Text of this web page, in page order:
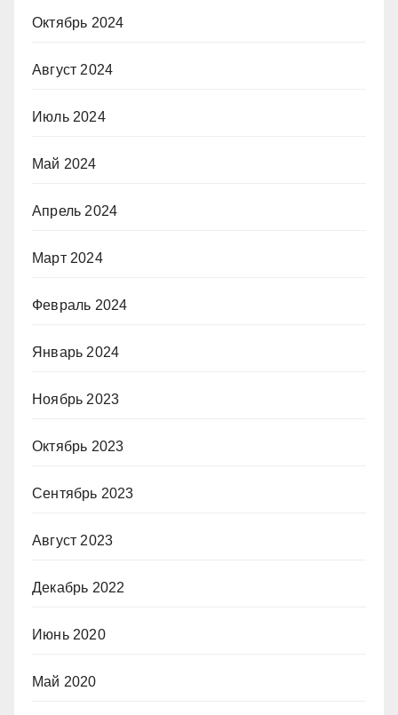
Октябрь 2024
Август 2024
Июль 2024
Май 2024
Апрель 2024
Март 2024
Февраль 2024
Январь 2024
Ноябрь 2023
Октябрь 2023
Сентябрь 2023
Август 2023
Декабрь 2022
Июнь 2020
Май 2020